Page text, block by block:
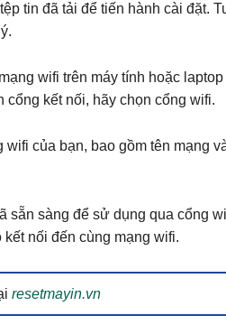
tin đã tải để tiến hành cài đặt.
wifi trên máy tính hoặc
cổng kết nối, hãy chọn cổng wifi.
của bạn, bao gồm tên mạng
sẵn sàng để sử dụng qua cổng
nối đến cùng mạng wifi.
resetmayin.vn